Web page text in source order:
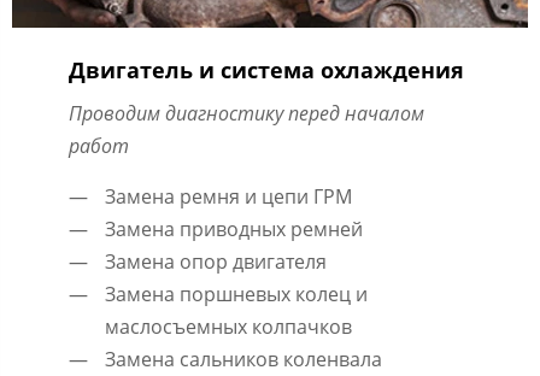
Двигатель и система охлаждения
Проводим диагностику перед началом
работ
Замена ремня и цепи ГРМ
Замена приводных ремней
Замена опор двигателя
Замена поршневых колец и
маслосъемных колпачков
Замена сальников коленвала